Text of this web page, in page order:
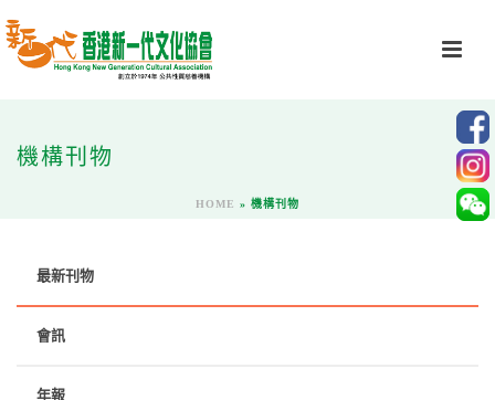
機構刊物
HOME » 機構刊物
最新刊物
會訊
年報